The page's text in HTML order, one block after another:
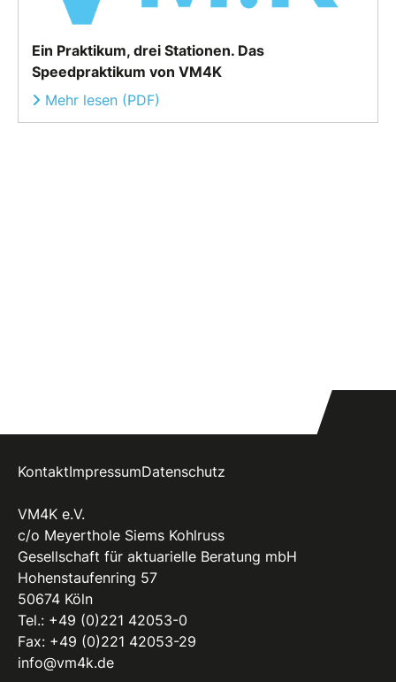
Ein Praktikum, drei Stationen. Das
Speedpraktikum von VM4K
Mehr lesen (PDF)
KontaktImpressumDatenschutz
VM4K e.V.
c/o Meyerthole Siems Kohlruss
Gesellschaft für aktuarielle Beratung mbH
Hohenstaufenring 57
50674 Köln
Tel.: +49 (0)221 42053-0
Fax: +49 (0)221 42053-29
info@vm4k.de